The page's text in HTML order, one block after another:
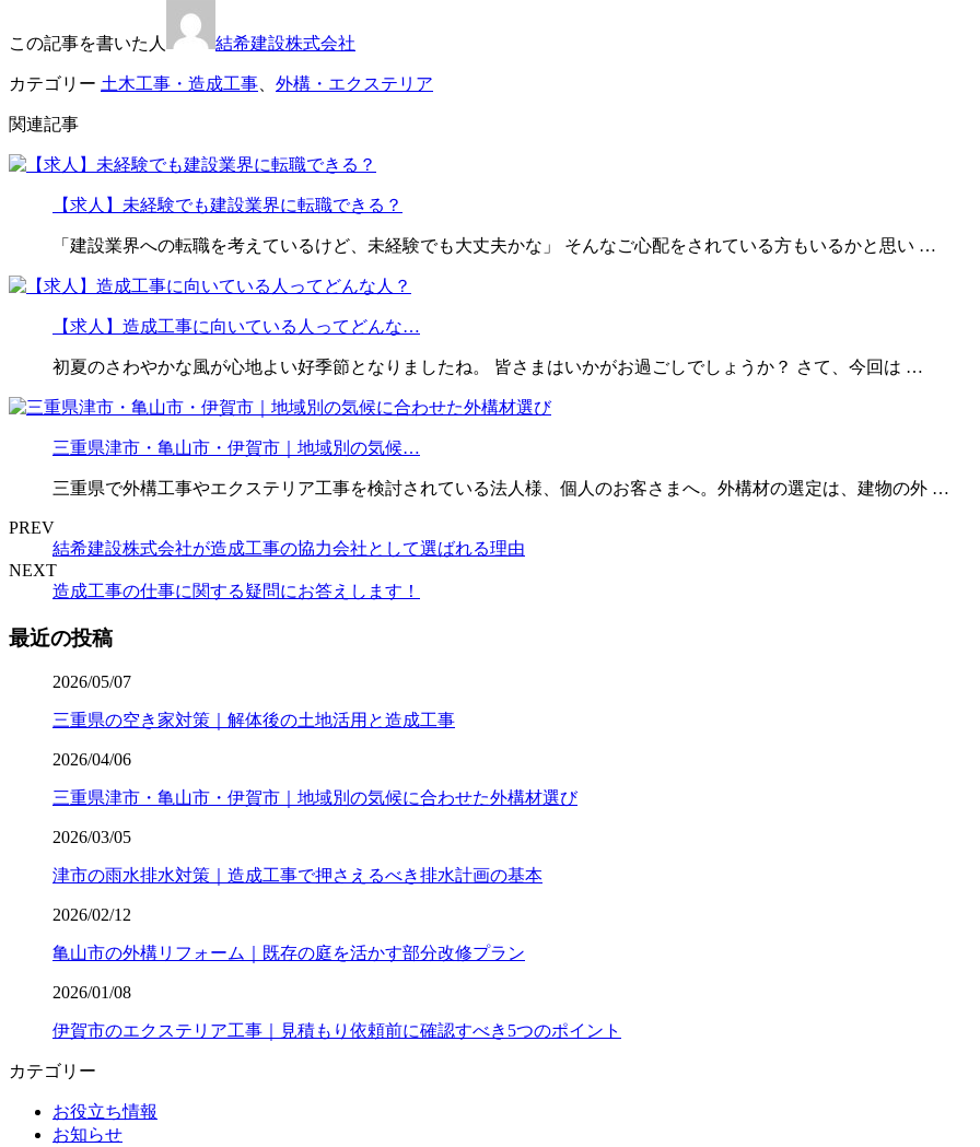
この記事を書いた人 結希建設株式会社
カテゴリー 土木工事・造成工事 外構・エクステリア
関連記事
【求人】未経験でも建設業界に転職できる？
「建設業界への転職を考えているけど、未経験でも大丈夫かな」 そんなご心配をされている方もいるかと思い …
【求人】造成工事に向いている人ってどんな…
初夏のさわやかな風が心地よい好季節となりましたね。 皆さまはいかがお過ごしでしょうか？ さて、今回は …
三重県津市・亀山市・伊賀市｜地域別の気候…
三重県で外構工事やエクステリア工事を検討されている法人様、個人のお客さまへ。外構材の選定は、建物の外 …
PREV
結希建設株式会社が造成工事の協力会社として選ばれる理由
NEXT
造成工事の仕事に関する疑問にお答えします！
最近の投稿
2026/05/07
三重県の空き家対策｜解体後の土地活用と造成工事
2026/04/06
三重県津市・亀山市・伊賀市｜地域別の気候に合わせた外構材選び
2026/03/05
津市の雨水排水対策｜造成工事で押さえるべき排水計画の基本
2026/02/12
亀山市の外構リフォーム｜既存の庭を活かす部分改修プラン
2026/01/08
伊賀市のエクステリア工事｜見積もり依頼前に確認すべき5つのポイント
カテゴリー
お役立ち情報
お知らせ